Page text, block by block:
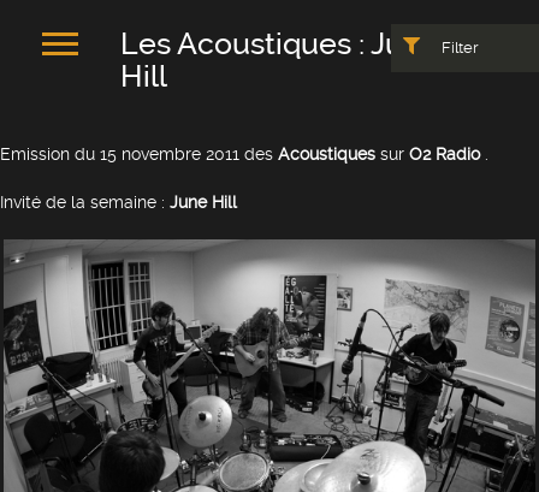
Les Acoustiques : June
Hill
Filter
Emission du 15 novembre 2011 des Acoustiques sur O2 Radio
Invité de la semaine : June Hill